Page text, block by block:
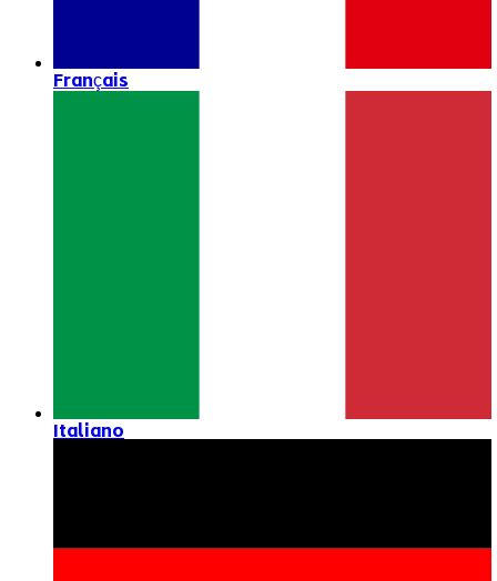
Français
Italiano